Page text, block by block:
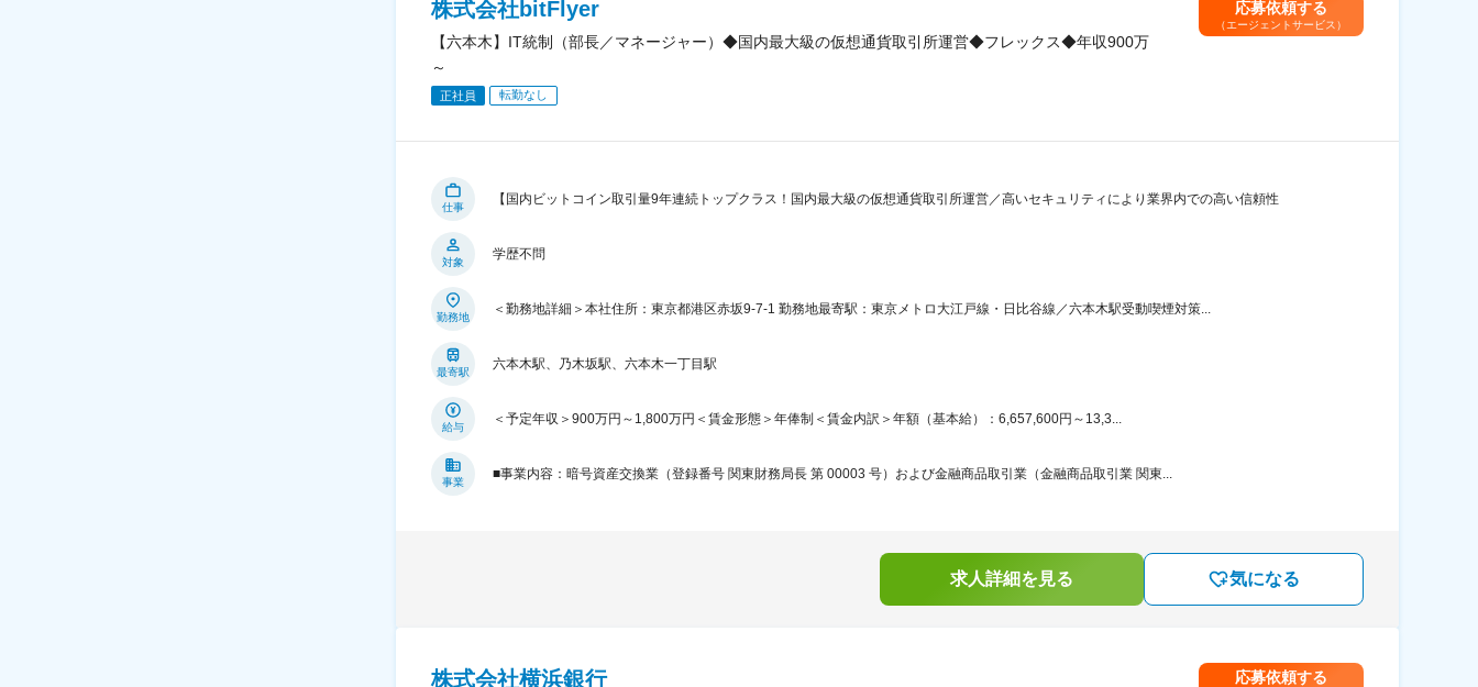
株式会社bitFlyer
【六本木】IT統制（部長／マネージャー）◆国内最大級の仮想通貨取引所運営◆フレックス◆年収900万
～
正社員 転勤なし
応募依頼する
（エージェントサービス）
仕事
【国内ビットコイン取引量9年連続トップクラス！国内最大級の仮想通貨取引所運営／高いセキュリティにより業界内での高い信頼性
対象
学歴不問
勤務地
＜勤務地詳細＞本社住所：東京都港区赤坂9-7-1 勤務地最寄駅：東京メトロ大江戸線・日比谷線／六本木駅受動喫煙対策...
最寄駅
六本木駅、乃木坂駅、六本木一丁目駅
給与
＜予定年収＞900万円～1,800万円＜賃金形態＞年俸制＜賃金内訳＞年額（基本給）：6,657,600円～13,3...
事業
■事業内容：暗号資産交換業（登録番号 関東財務局長 第 00003 号）および金融商品取引業（金融商品取引業 関東...
求人詳細を見る 気になる
株式会社横浜銀行 応募依頼する